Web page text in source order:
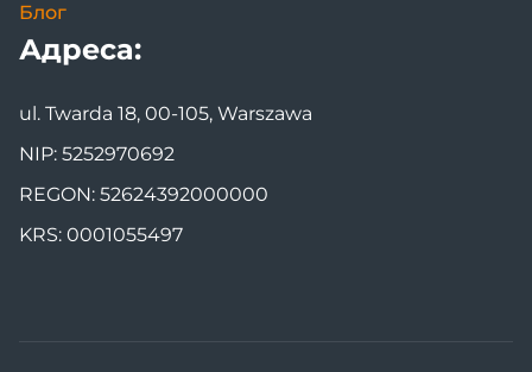
Блог
Адреса:
ul. Twarda 18, 00-105, Warszawa
NIP: 5252970692
REGON: 52624392000000
KRS: 0001055497